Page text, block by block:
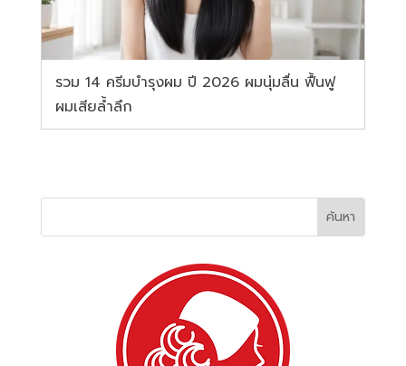
รวม 14 ครีมบำรุงผม ปี 2026 ผมนุ่มลื่น ฟื้นฟู
ผมเสียล้ำลึก